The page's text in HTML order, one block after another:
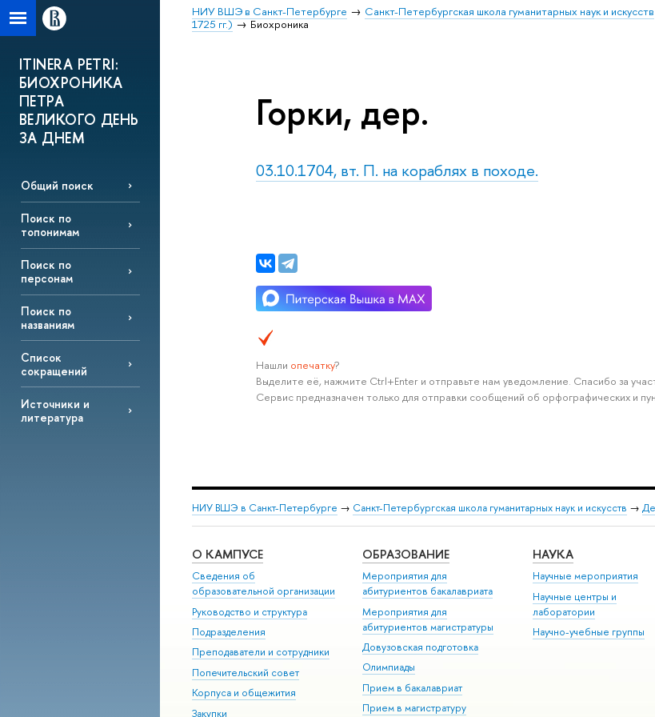
НИУ ВШЭ в Санкт-Петербурге Санкт-Петербургская школа гуманитарных наук и искусств
1725 гг.)
Биохроника
ITINERA PETRI:
БИОХРОНИКА
ПЕТРА
ВЕЛИКОГО ДЕНЬ
ЗА ДНЕМ
Общий поиск
Поиск по
топонимам
Поиск по
персонам
Поиск по
названиям
Список
сокращений
Источники и
литература
Горки, дер.
03.10.1704, вт. П. на кораблях в походе.
Нашли опечатку?
Выделите её, нажмите Ctrl+Enter и отправьте нам уведомление. Спасибо за
Сервис предназначен только для отправки сообщений об орфографических и
НИУ ВШЭ в Санкт-Петербурге → Санкт-Петербургская школа гуманитарных наук и искусств →
О КАМПУСЕ
Сведения об
образовательной организации
Руководство и структура
Подразделения
Преподаватели и сотрудники
Попечительский совет
Корпуса и общежития
Закупки
ОБРАЗОВАНИЕ
Мероприятия для
абитуриентов бакалавриата
Мероприятия для
абитуриентов магистратуры
Довузовская подготовка
Олимпиады
Прием в бакалавриат
Прием в магистратуру
НАУКА
Научные мероприятия
Научные центры и
лаборатории
Научно-учебные группы